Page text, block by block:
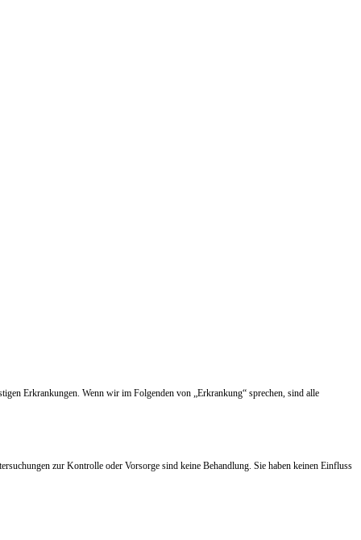
Erkrankungen. Wenn wir im Folgenden von „Erkrankung“ sprechen, sind alle
zur Kontrolle oder Vorsorge sind keine Behandlung. Sie haben keinen Einfluss